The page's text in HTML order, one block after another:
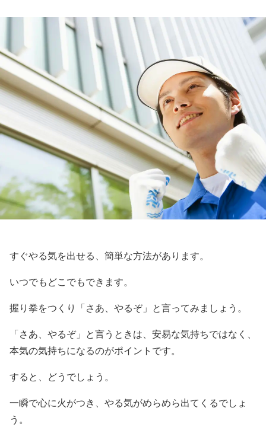
すぐやる気を出せる、簡単な方法があります。
いつでもどこでもできます。
握り拳をつくり「さあ、やるぞ」と言ってみましょう。
「さあ、やるぞ」と言うときは、安易な気持ちではなく、
本気の気持ちになるのがポイントです。
すると、どうでしょう。
一瞬で心に火がつき、やる気がめらめら出てくるでしょ
う。